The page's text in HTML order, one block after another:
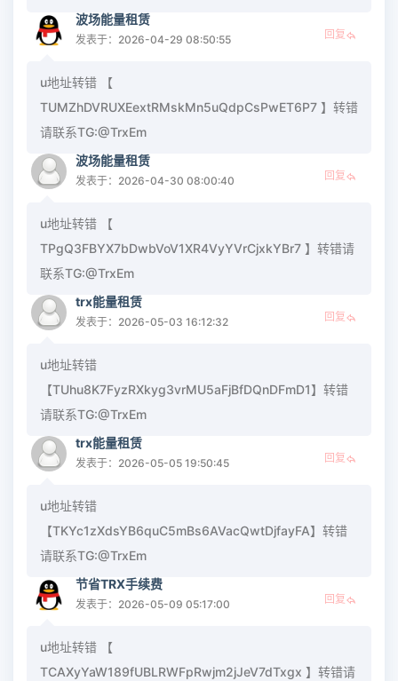
波场能量租赁
发表于：2026-04-29 08:50:55 回复
u地址转错 【
TUMZhDVRUXEextRMskMn5uQdpCsPwET6P7 】转错
请联系TG:@TrxEm
波场能量租赁
发表于：2026-04-30 08:00:40 回复
u地址转错 【
TPgQ3FBYX7bDwbVoV1XR4VyYVrCjxkYBr7 】转错请
联系TG:@TrxEm
trx能量租赁
发表于：2026-05-03 16:12:32 回复
u地址转错
【TUhu8K7FyzRXkyg3vrMU5aFjBfDQnDFmD1】转错
请联系TG:@TrxEm
trx能量租赁
发表于：2026-05-05 19:50:45 回复
u地址转错
【TKYc1zXdsYB6quC5mBs6AVacQwtDjfayFA】转错
请联系TG:@TrxEm
节省TRX手续费
发表于：2026-05-09 05:17:00 回复
u地址转错 【
TCAXyYaW189fUBLRWFpRwjm2jJeV7dTxgx 】转错请